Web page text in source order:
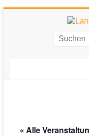
Landfrauen
eine« Alle